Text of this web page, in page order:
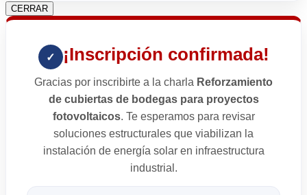
CERRAR
✓ ¡Inscripción confirmada!
Gracias por inscribirte a la charla Reforzamiento
de cubiertas de bodegas para proyectos
fotovoltaicos. Te esperamos para revisar
soluciones estructurales que viabilizan la
instalación de energía solar en infraestructura
industrial.